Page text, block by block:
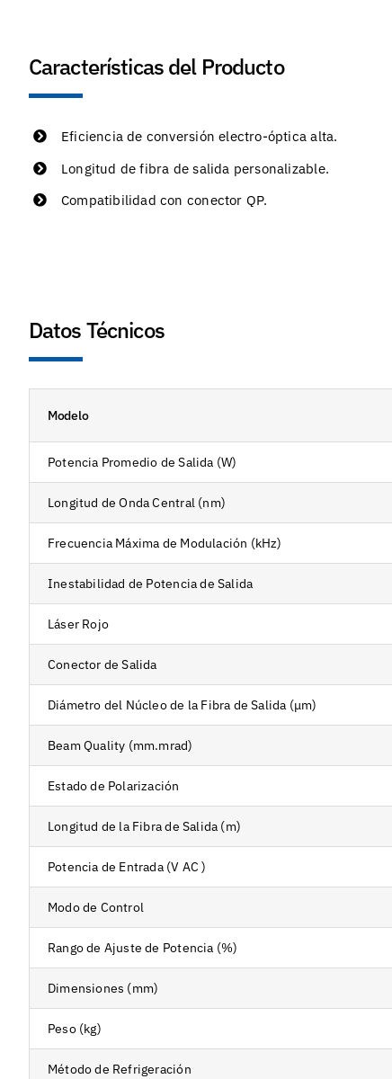
Características del Producto
Eficiencia de conversión electro-óptica alta.
Longitud de fibra de salida personalizable.
Compatibilidad con conector QP.
Datos Técnicos
Modelo
Potencia Promedio de Salida (W)
Longitud de Onda Central (nm)
Frecuencia Máxima de Modulación (kHz)
Inestabilidad de Potencia de Salida
Láser Rojo
Conector de Salida
Diámetro del Núcleo de la Fibra de Salida (μm)
Beam Quality (mm.mrad)
Estado de Polarización
Longitud de la Fibra de Salida (m)
Potencia de Entrada (V AC )
Modo de Control
Rango de Ajuste de Potencia (%)
Dimensiones (mm)
Peso (kg)
Método de Refrigeración